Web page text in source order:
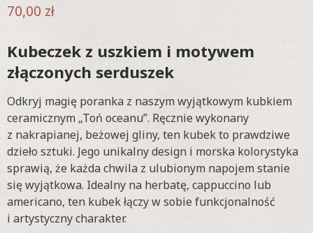
70,00 zł
Kubeczek z uszkiem i motywem
złączonych serduszek
Odkryj magię poranka z naszym wyjątkowym kubkiem
ceramicznym „Toń oceanu”. Ręcznie wykonany
z nakrapianej, beżowej gliny, ten kubek to prawdziwe
dzieło sztuki. Jego unikalny design i morska kolorystyka
sprawią, że każda chwila z ulubionym napojem stanie
się wyjątkowa. Idealny na herbatę, cappuccino lub
americano, ten kubek łączy w sobie funkcjonalność
i artystyczny charakter.